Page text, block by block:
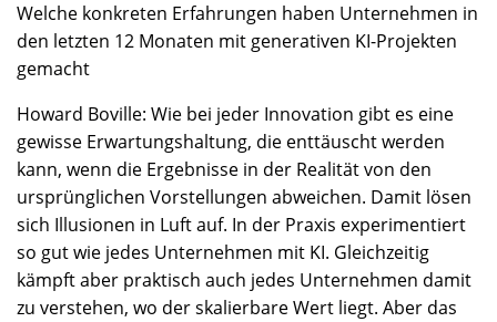
Welche konkreten Erfahrungen haben Unternehmen in
den letzten 12 Monaten mit generativen KI-Projekten
gemacht
Howard Boville: Wie bei jeder Innovation gibt es eine
gewisse Erwartungshaltung, die enttäuscht werden
kann, wenn die Ergebnisse in der Realität von den
ursprünglichen Vorstellungen abweichen. Damit lösen
sich Illusionen in Luft auf. In der Praxis experimentiert
so gut wie jedes Unternehmen mit KI. Gleichzeitig
kämpft aber praktisch auch jedes Unternehmen damit
zu verstehen, wo der skalierbare Wert liegt. Aber das